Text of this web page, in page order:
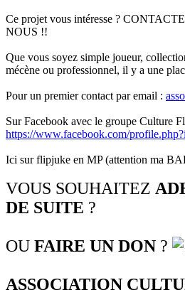
Ce projet vous intéresse ?
NOUS !!
Que vous soyez simple joueur,
mécène ou professionnel, il y a une
Pour un premier contact par email :
Sur Facebook avec le groupe Culture
https://www.facebook.com/
Ici sur flipjuke en MP (attention ma
VOUS SOUHAITEZ
DE SUITE ?
OU FAIRE UN DON ?
ASSOCIATION